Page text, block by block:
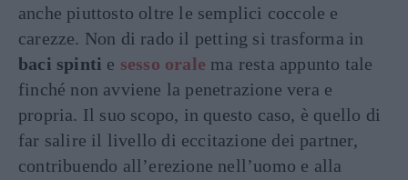
anche piuttosto oltre le semplici coccole e
carezze. Non di rado il petting si trasforma in
baci spinti e sesso orale ma resta appunto tale
finché non avviene la penetrazione vera e
propria. Il suo scopo, in questo caso, è quello di
far salire il livello di eccitazione dei partner,
contribuendo all’erezione nell’uomo e alla